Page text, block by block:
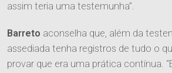
assim teria uma testemunha”.
Barreto aconselha que, além da
assediada tenha registros de tudo o
provar que era uma prática contínua.